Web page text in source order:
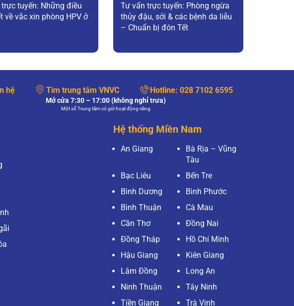
tuyến: Những điều
về vắc xin phòng HPV ở
Tư vấn trực tuyến: Phòng ngừa
thủy đậu, sởi & các bệnh da liễu
– Chuẩn bị đón Tết
hệ Tìm trung tâm VNVC Hotline: 028 7102 6595
Mở cửa 7:30 – 17:00 (không nghỉ trưa)
Một số Trung tâm có giờ hoạt động riêng
Hệ thống Miền Nam
An Giang
Bà Rịa – Vũng
Tàu
Bạc Liêu
Bến Tre
Bình Dương
Bình Phước
Bình Thuận
Cà Mau
Cần Thơ
Đồng Nai
Đồng Tháp
Hồ Chí Minh
Hậu Giang
Kiên Giang
Lâm Đồng
Long An
Ninh Thuận
Tây Ninh
Tiền Giang
Trà Vinh